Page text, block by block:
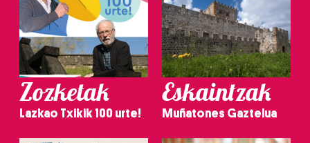
Zozketak
Lazkao Txikik 100 urte!
Eskaintzak
Muñatones Gaztelua